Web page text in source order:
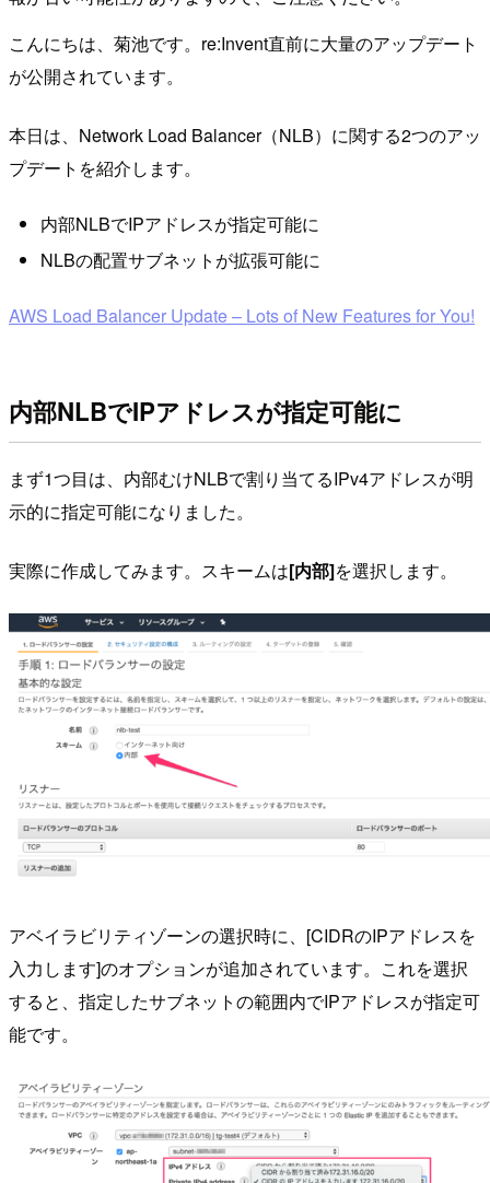
こんにちは、菊池です。re:Invent直前に大量のアップデート
が公開されています。
本日は、Network Load Balancer（NLB）に関する2つのアッ
プデートを紹介します。
内部NLBでIPアドレスが指定可能に
NLBの配置サブネットが拡張可能に
AWS Load Balancer Update – Lots of New Features for You!
内部NLBでIPアドレスが指定可能に
まず1つ目は、内部むけNLBで割り当てるIPv4アドレスが明
示的に指定可能になりました。
実際に作成してみます。スキームは[内部]を選択します。
アベイラビリティゾーンの選択時に、[CIDRのIPアドレスを
入力します]のオプションが追加されています。これを選択
すると、指定したサブネットの範囲内でIPアドレスが指定可
能です。